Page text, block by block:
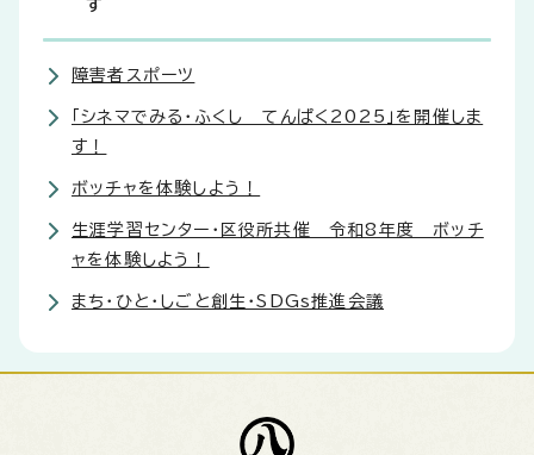
す
障害者スポーツ
「シネマでみる・ふくし てんぱく2025」を開催しま
す！
ボッチャを体験しよう！
生涯学習センター・区役所共催 令和8年度 ボッチ
ャを体験しよう！
まち・ひと・しごと創生・SDGs推進会議